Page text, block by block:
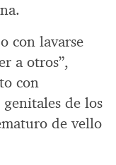
con lavarse
a otros”,
con
de los
de vello